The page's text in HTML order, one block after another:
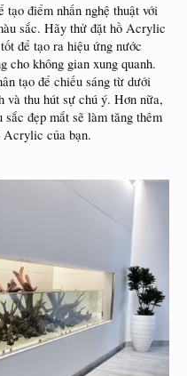
tạo điểm nhấn nghệ thuật với
sắc. Hãy thử đặt hồ Acrylic
để tạo ra hiệu ứng nước
cho không gian xung quanh.
tạo để chiếu sáng từ dưới
và thu hút sự chú ý. Hơn nữa,
đẹp mắt sẽ làm tăng thêm
Acrylic của bạn.